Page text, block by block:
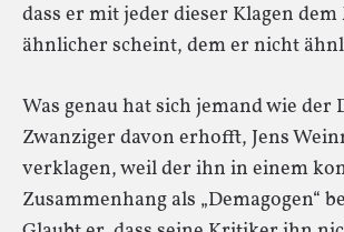
dass er mit jeder dieser Klagen
ähnlicher scheint, dem er nicht
Was genau hat sich jemand wie der
Zwanziger davon erhofft, Jens
verklagen, weil der ihn in einem
Zusammenhang als „Demagogen“